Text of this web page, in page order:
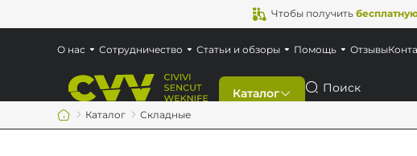
Чтобы получить
Каталог Поиск
О нас Сотрудничество Статьи и обзоры Помощь Отзывы
Каталог Складные